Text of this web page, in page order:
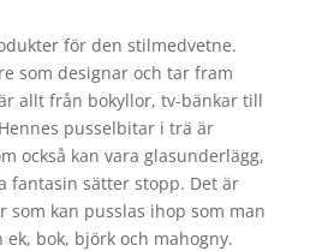
för den stilmedvetne.
som designar och tar fram
allt från bokyllor, tv-bänkar till
pusselbitar i trä är
också kan vara glasunderlägg,
fantasin sätter stopp. Det är
som kan pusslas ihop som man
bok, björk och mahogny.